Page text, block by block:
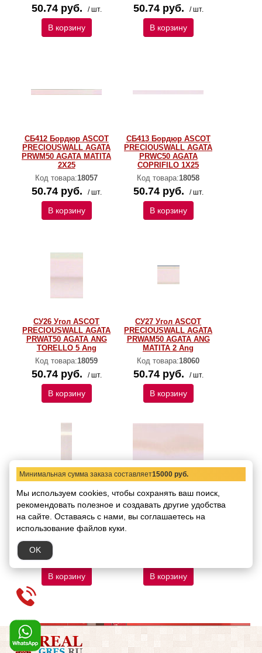
50.74 руб. / шт.
В корзину
50.74 руб. / шт.
В корзину
СБ412 Бордюр ASCOT
PRECIOUSWALL AGATA
PRWM50 AGATA MATITA
2X25
Код товара:18057
50.74 руб. / шт.
В корзину
СБ413 Бордюр ASCOT
PRECIOUSWALL AGATA
PRWC50 AGATA
COPRIFILO 1X25
Код товара:18058
50.74 руб. / шт.
В корзину
СУ26 Угол ASCOT
PRECIOUSWALL AGATA
PRWAT50 AGATA ANG
TORELLO 5 Ang
Код товара:18059
50.74 руб. / шт.
В корзину
СУ27 Угол ASCOT
PRECIOUSWALL AGATA
PRWAM50 AGATA ANG
MATITA 2 Ang
Код товара:18060
50.74 руб. / шт.
В корзину
СУ28 Угол ASCOT
PRECIOUSWALL AGATA
PRWAA50 AGATA ANG
ALZATA 15 Ang
Код товара:
50.74 руб.
В корзину
СП593 Плитка ASCOT
PRECIOUSWALL AGATA
PRW350 AGATA PAV
В корзину
Минимальная сумма заказа составляет15000 руб.
Мы используем cookies, чтобы сохранять ваш поиск,
рекомендовать полезное и создавать другие удобства
на сайте. Оставаясь с нами, вы соглашаетесь на
использование файлов куки.
OK